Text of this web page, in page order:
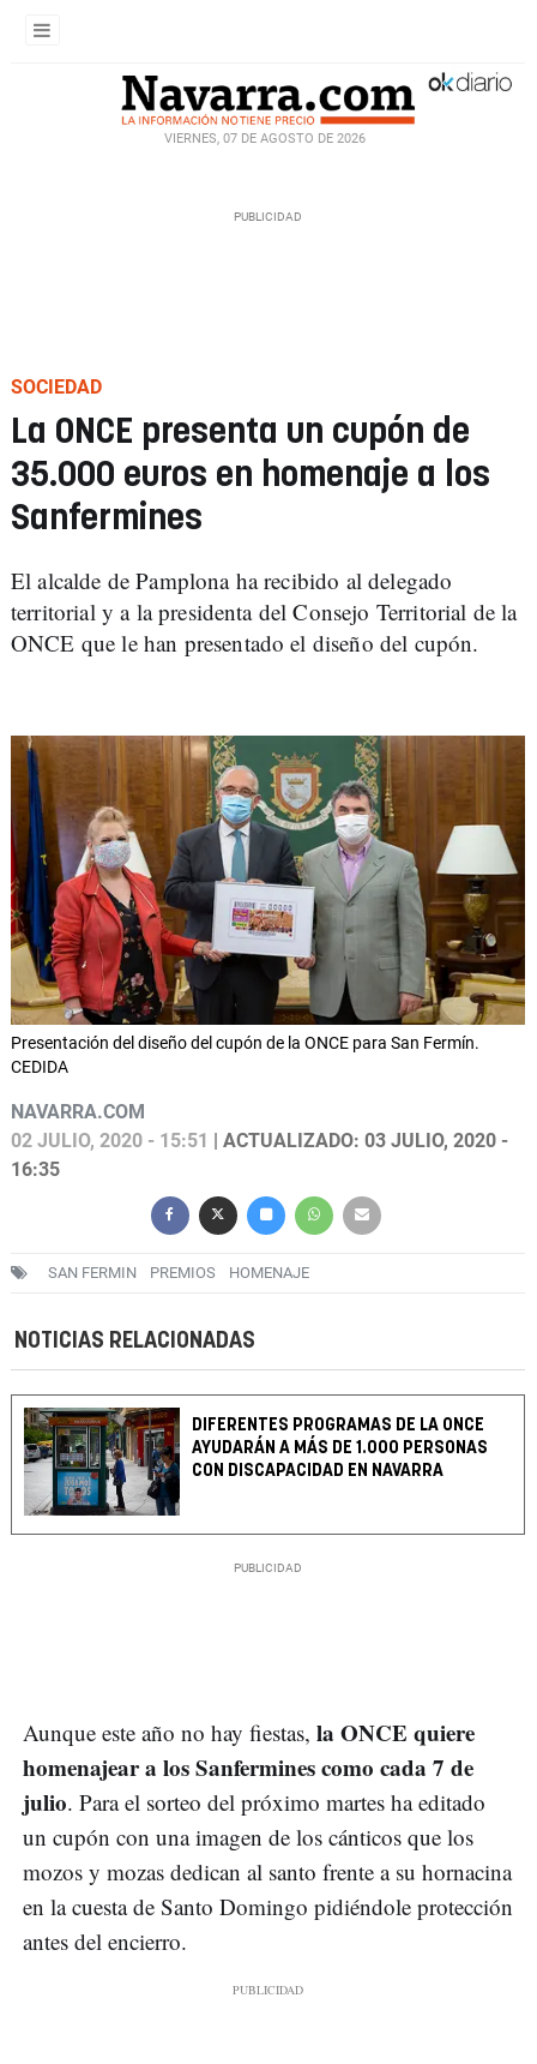
VIERNES, 07 DE AGOSTO DE 2026
SOCIEDAD
La ONCE presenta un cupón de
35.000 euros en homenaje a los
Sanfermines
El alcalde de Pamplona ha recibido al delegado
territorial y a la presidenta del Consejo Territorial de la
ONCE que le han presentado el diseño del cupón.
Presentación del diseño del cupón de la ONCE para San Fermín.
CEDIDA
NAVARRA.COM
02 JULIO, 2020 - 15:51
| ACTUALIZADO: 03 JULIO, 2020 -
16:35
SAN FERMIN PREMIOS HOMENAJE
NOTICIAS RELACIONADAS
DIFERENTES PROGRAMAS DE LA ONCE
AYUDARÁN A MÁS DE 1.000 PERSONAS
CON DISCAPACIDAD EN NAVARRA
Aunque este año no hay fiestas, la ONCE quiere
homenajear a los Sanfermines como cada 7 de
julio. Para el sorteo del próximo martes ha editado
un cupón con una imagen de los cánticos que los
mozos y mozas dedican al santo frente a su hornacina
en la cuesta de Santo Domingo pidiéndole protección
antes del encierro.